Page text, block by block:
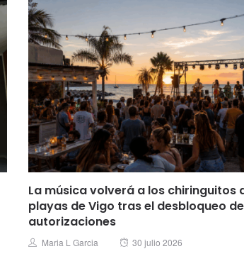
La música volverá a los chiringuitos
playas de Vigo tras el desbloqueo
autorizaciones
Author
Maria L Garcia
Posted
30 julio 2026